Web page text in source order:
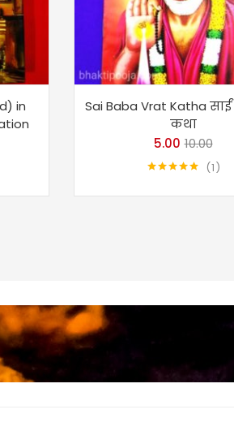
in
Sai Baba Vrat Katha साईं
कथा
5.00 10.00
1